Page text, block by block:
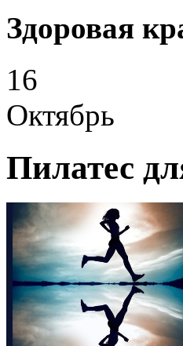
Здоровая
16
Октябрь
Пилатес